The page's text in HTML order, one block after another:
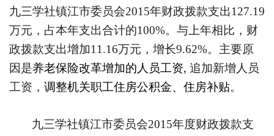
九三学社镇江市委员会2015年财政拨款支出127.19
万元，占本年支出合计的100%。与上年相比，财
政拨款支出增加11.16万元，增长9.62%。主要原
因是养老保险改革增加的人员工资, 追加新增人员
工资， 调整机关职工住房公积金、住房补贴。
九三学社镇江市委员会2015年度财政拨款支